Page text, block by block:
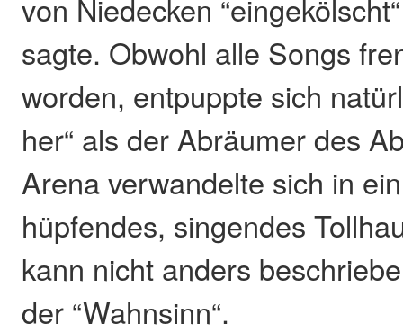
von Niedecken
sagte. Obwohl alle Songs
worden, entpuppte sich
her“ als der Abräumer des
Arena verwandelte sich in
hüpfendes, singendes
kann nicht anders
der “Wahnsinn“.